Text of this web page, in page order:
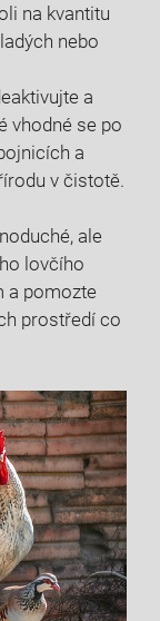
na‌ kvantitu
nebo
a
vhodné se po
a
v čistotě.
ale
lovčího
a pomozte
prostředí co